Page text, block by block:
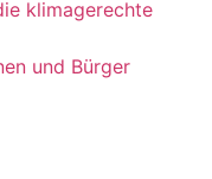
klimagerechte
und Bürger